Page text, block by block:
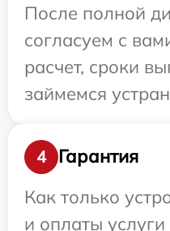
После полной
согласуем с
расчет, сроки
займемся
4
Гарантия
Как только
и оплаты